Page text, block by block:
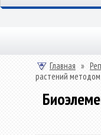
Главная »
растений